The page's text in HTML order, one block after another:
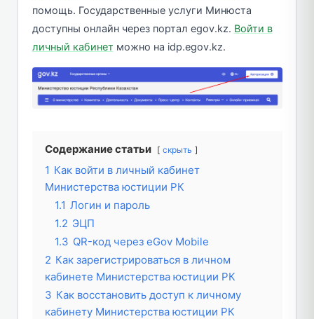
помощь. Государственные услуги Минюста
доступны онлайн через портал egov.kz. Войти в
личный кабинет можно на idp.egov.kz.
Содержание статьи скрыть
1 Как войти в личный кабинет
Министерства юстиции РК
1.1 Логин и пароль
1.2 ЭЦП
1.3 QR-код через eGov Mobile
2 Как зарегистрироваться в личном
кабинете Министерства юстиции РК
3 Как восстановить доступ к личному
кабинету Министерства юстиции РК